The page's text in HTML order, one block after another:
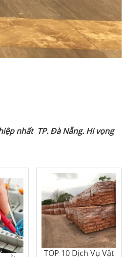
nhất TP. Đà Nẵng. Hi vọng
TOP 10 Dịch Vụ Vật